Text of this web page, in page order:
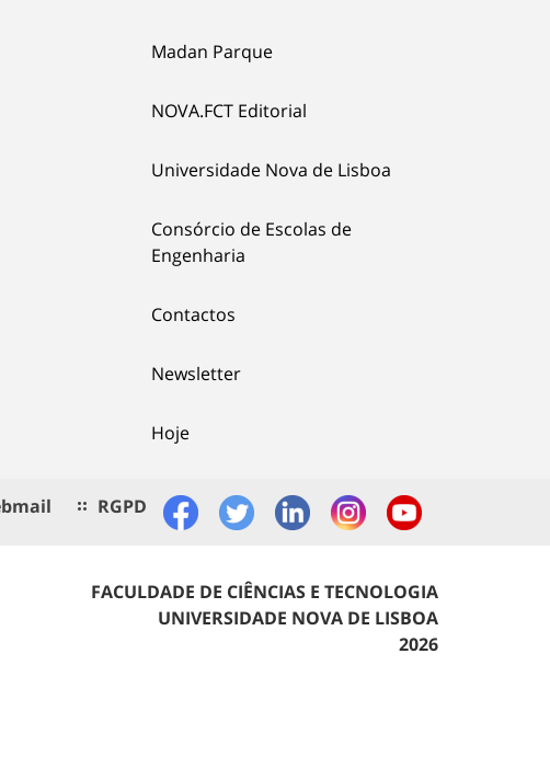
Madan Parque
NOVA.FCT Editorial
Universidade Nova de Lisboa
Consórcio de Escolas de
Engenharia
Contactos
Newsletter
Hoje
RGPD
FACULDADE DE CIÊNCIAS E TECNOLOGIA
UNIVERSIDADE NOVA DE LISBOA
2026